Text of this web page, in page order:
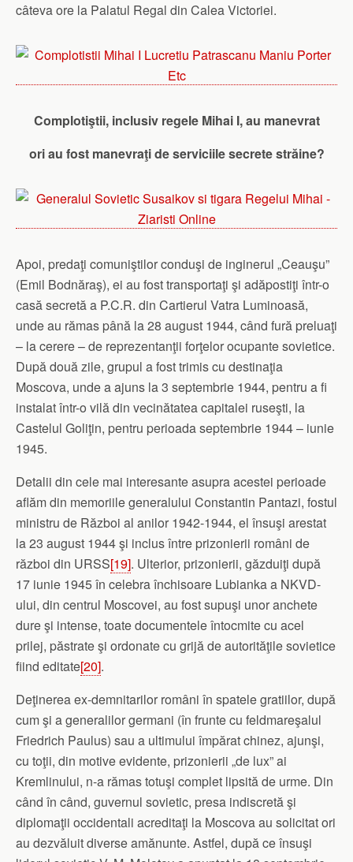
câteva ore la Palatul Regal din Calea Victoriei.
Complotiştii, inclusiv regele Mihai I, au manevrat
ori au fost manevraţi de serviciile secrete străine?
Apoi, predaţi comuniştilor conduşi de inginerul „Ceauşu”
(Emil Bodnăraş), ei au fost transportaţi şi adăpostiţi într-o
casă secretă a P.C.R. din Cartierul Vatra Luminoasă,
unde au rămas până la 28 august 1944, când fură preluaţi
– la cerere – de reprezentanţii forţelor ocupante sovietice.
După două zile, grupul a fost trimis cu destinaţia
Moscova, unde a ajuns la 3 septembrie 1944, pentru a fi
instalat într-o vilă din vecinătatea capitalei ruseşti, la
Castelul Goliţin, pentru perioada septembrie 1944 – iunie
1945.
Detalii din cele mai interesante asupra acestei perioade
aflăm din memoriile generalului Constantin Pantazi, fostul
ministru de Război al anilor 1942-1944, el însuşi arestat
la 23 august 1944 şi inclus între prizonierii români de
război din URSS[19]. Ulterior, prizonierii, găzduiţi după
17 iunie 1945 în celebra închisoare Lubianka a NKVD-
ului, din centrul Moscovei, au fost supuşi unor anchete
dure şi intense, toate documentele întocmite cu acel
prilej, păstrate şi ordonate cu grijă de autorităţile sovietice
fiind editate[20].
Deţinerea ex-demnitarilor români în spatele gratiilor, după
cum şi a generalilor germani (în frunte cu feldmareşalul
Friedrich Paulus) sau a ultimului împărat chinez, ajunşi,
cu toţii, din motive evidente, prizonierii „de lux” ai
Kremlinului, n-a rămas totuşi complet lipsită de urme. Din
când în când, guvernul sovietic, presa indiscretă şi
diplomaţii occidentali acreditaţi la Moscova au solicitat ori
au dezvăluit diverse amănunte. Astfel, după ce însuşi